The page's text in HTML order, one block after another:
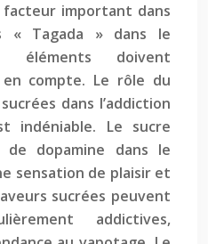
important dans
« Tagada » dans le
éléments doivent
compte. Le rôle du
dans l’addiction
indéniable. Le sucre
dopamine dans le
sensation de plaisir et
sucrées peuvent
addictives,